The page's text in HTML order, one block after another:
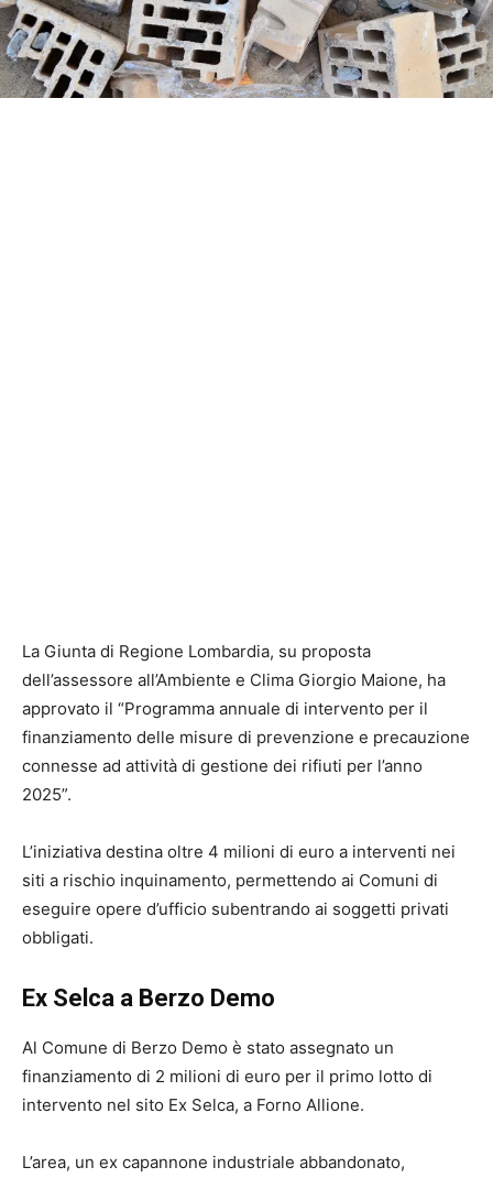
La Giunta di Regione Lombardia, su proposta
dell’assessore all’Ambiente e Clima Giorgio Maione, ha
approvato il “Programma annuale di intervento per il
finanziamento delle misure di prevenzione e precauzione
connesse ad attività di gestione dei rifiuti per l’anno
2025”.
L’iniziativa destina oltre 4 milioni di euro a interventi nei
siti a rischio inquinamento, permettendo ai Comuni di
eseguire opere d’ufficio subentrando ai soggetti privati
obbligati.
Ex Selca a Berzo Demo
Al Comune di Berzo Demo è stato assegnato un
finanziamento di 2 milioni di euro per il primo lotto di
intervento nel sito Ex Selca, a Forno Allione.
L’area, un ex capannone industriale abbandonato,